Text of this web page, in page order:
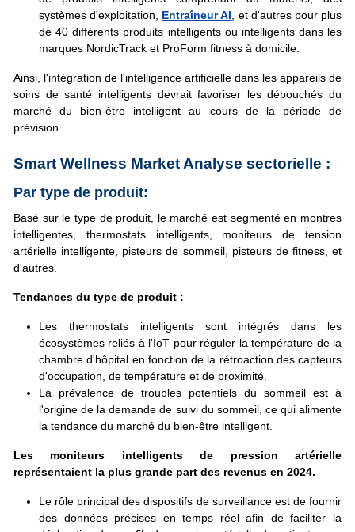
systèmes d'exploitation, Entraîneur AI , et d'autres pour plus
de 40 différents produits intelligents ou intelligents dans les
marques NordicTrack et ProForm fitness à domicile.
Ainsi, l'intégration de l'intelligence artificielle dans les appareils de
soins de santé intelligents devrait favoriser les débouchés du
marché du bien-être intelligent au cours de la période de
prévision.
Smart Wellness Market Analyse sectorielle :
Par type de produit:
Basé sur le type de produit, le marché est segmenté en montres
intelligentes, thermostats intelligents, moniteurs de tension
artérielle intelligente, pisteurs de sommeil, pisteurs de fitness, et
d'autres.
Tendances du type de produit :
Les thermostats intelligents sont intégrés dans les
écosystèmes reliés à l'IoT pour réguler la température de la
chambre d'hôpital en fonction de la rétroaction des capteurs
d'occupation, de température et de proximité.
La prévalence de troubles potentiels du sommeil est à
l'origine de la demande de suivi du sommeil, ce qui alimente
la tendance du marché du bien-être intelligent.
Les moniteurs intelligents de pression artérielle
représentaient la plus grande part des revenus en 2024.
Le rôle principal des dispositifs de surveillance est de fournir
des données précises en temps réel afin de faciliter la